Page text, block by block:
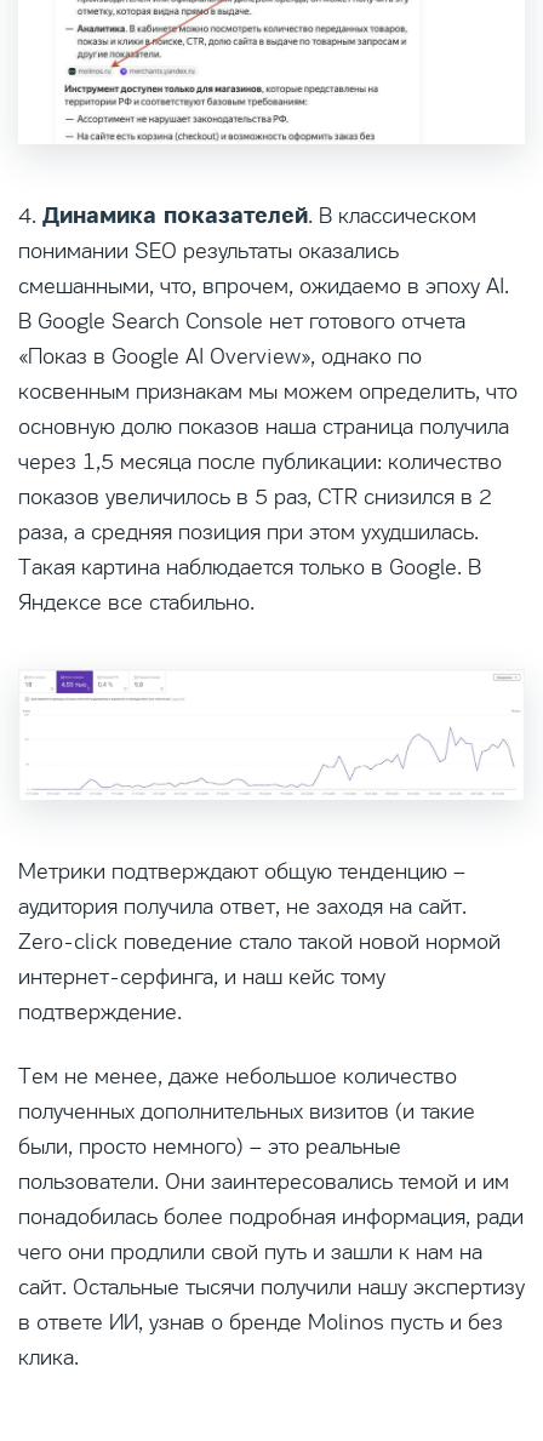
4. Динамика показателей. В классическом
понимании SEO результаты оказались
смешанными, что, впрочем, ожидаемо в эпоху AI.
В Google Search Console нет готового отчета
«Показ в Google AI Overview», однако по
косвенным признакам мы можем определить, что
основную долю показов наша страница получила
через 1,5 месяца после публикации: количество
показов увеличилось в 5 раз, CTR снизился в 2
раза, а средняя позиция при этом ухудшилась.
Такая картина наблюдается только в Google. В
Яндексе все стабильно.
Метрики подтверждают общую тенденцию –
аудитория получила ответ, не заходя на сайт.
Zero-click поведение стало такой новой нормой
интернет-серфинга, и наш кейс тому
подтверждение.
Тем не менее, даже небольшое количество
полученных дополнительных визитов (и такие
были, просто немного) – это реальные
пользователи. Они заинтересовались темой и им
понадобилась более подробная информация, ради
чего они продлили свой путь и зашли к нам на
сайт. Остальные тысячи получили нашу экспертизу
в ответе ИИ, узнав о бренде Molinos пусть и без
клика.